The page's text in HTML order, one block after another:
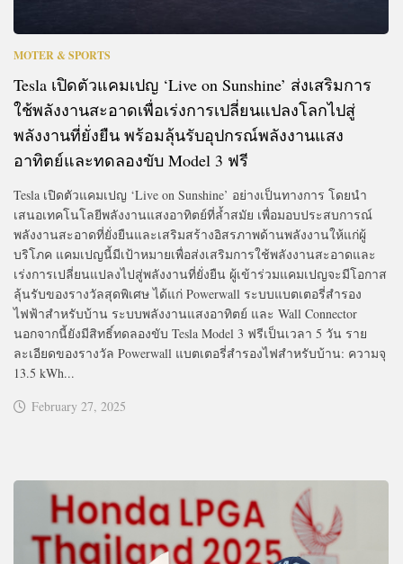
MOTER & SPORTS
Tesla เปิดตัวแคมเปญ ‘Live on Sunshine’ ส่งเสริมการ
ใช้พลังงานสะอาดเพื่อเร่งการเปลี่ยนแปลงโลกไปสู่
พลังงานที่ยั่งยืน พร้อมลุ้นรับอุปกรณ์พลังงานแสง
อาทิตย์และทดลองขับ Model 3 ฟรี
Tesla เปิดตัวแคมเปญ ‘Live on Sunshine’ อย่างเป็นทางการ โดยนำ
เสนอเทคโนโลยีพลังงานแสงอาทิตย์ที่ล้ำสมัย เพื่อมอบประสบการณ์
พลังงานสะอาดที่ยั่งยืนและเสริมสร้างอิสรภาพด้านพลังงานให้แก่ผู้
บริโภค แคมเปญนี้มีเป้าหมายเพื่อส่งเสริมการใช้พลังงานสะอาดและ
เร่งการเปลี่ยนแปลงไปสู่พลังงานที่ยั่งยืน ผู้เข้าร่วมแคมเปญจะมีโอกาส
ลุ้นรับของรางวัลสุดพิเศษ ได้แก่ Powerwall ระบบแบตเตอรี่สำรอง
ไฟฟ้าสำหรับบ้าน ระบบพลังงานแสงอาทิตย์ และ Wall Connector
นอกจากนี้ยังมีสิทธิ์ทดลองขับ Tesla Model 3 ฟรีเป็นเวลา 5 วัน ราย
ละเอียดของรางวัล Powerwall แบตเตอรี่สำรองไฟสำหรับบ้าน: ความจุ
13.5 kWh...
February 27, 2025